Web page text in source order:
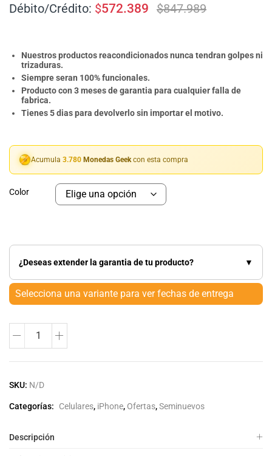
Débito/Crédito: $572.389 $847.989
Nuestros productos reacondicionados nunca tendran golpes ni
trizaduras.
Siempre seran 100% funcionales.
Producto con 3 meses de garantia para cualquier falla de
fabrica.
Tienes 5 dias para devolverlo sin importar el motivo.
Acumula 3.780 Monedas Geek con esta compra
Color
¿Deseas extender la garantia de tu producto? ▼
Selecciona una variante para ver fechas de entrega
SKU: N/D
Categorías: Celulares, iPhone, Ofertas,Seminuevos
Descripción